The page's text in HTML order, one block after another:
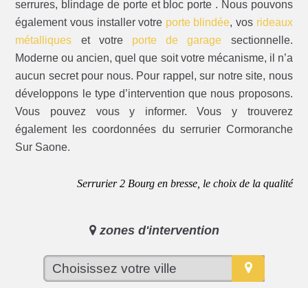
serrures, blindage de porte et bloc porte . Nous pouvons
également vous installer votre porte blindée, vos rideaux
métalliques et votre porte de garage sectionnelle.
Moderne ou ancien, quel que soit votre mécanisme, il n’a
aucun secret pour nous. Pour rappel, sur notre site, nous
développons le type d’intervention que nous proposons.
Vous pouvez vous y informer. Vous y trouverez
également les coordonnées du serrurier Cormoranche
Sur Saone.
Serrurier 2 Bourg en bresse, le choix de la qualité
zones d'intervention